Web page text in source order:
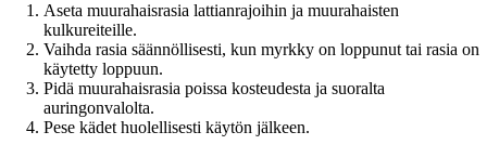
Aseta muurahaisrasia lattianrajoihin ja muurahaisten
kulkureiteille.
Vaihda rasia säännöllisesti, kun myrkky on loppunut tai rasia on
käytetty loppuun.
Pidä muurahaisrasia poissa kosteudesta ja suoralta
auringonvalolta.
Pese kädet huolellisesti käytön jälkeen.